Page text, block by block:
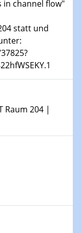
Professur
Professur
W3-Professur
in channel flow"
statt und
Raum 204 |